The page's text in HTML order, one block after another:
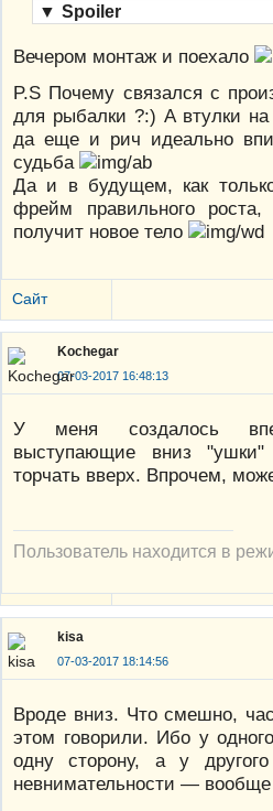
▼ Spoiler
Вечером монтаж и поехало
P.S Почему связался с
для рыбалки ?:) А втулки на
да еще и рич идеально
судьба
Да и в будущем, как
фрейм правильного
получит новое тело
Сайт
Kochegar
07-03-2017 16:48:13
У меня создалось
выступающие вниз
торчать вверх. Впрочем,
Пользователь находится в
kisa
07-03-2017 18:14:56
Вроде вниз. Что смешно,
этом говорили. Ибо у
одну сторону, а у
невнимательности —